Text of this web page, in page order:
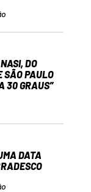
DO
SÃO PAULO
30 GRAUS”
DATA